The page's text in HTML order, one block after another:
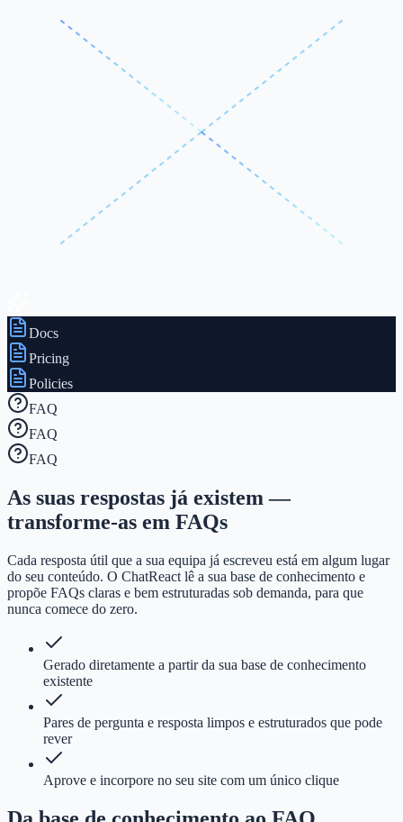
Docs
Pricing
Policies
FAQ
FAQ
FAQ
As suas respostas já existem —
transforme-as em FAQs
Cada resposta útil que a sua equipa já escreveu está em algum lugar
do seu conteúdo. O ChatReact lê a sua base de conhecimento e
propõe FAQs claras e bem estruturadas sob demanda, para que
nunca comece do zero.
Gerado diretamente a partir da sua base de conhecimento
existente
Pares de pergunta e resposta limpos e estruturados que pode
rever
Aprove e incorpore no seu site com um único clique